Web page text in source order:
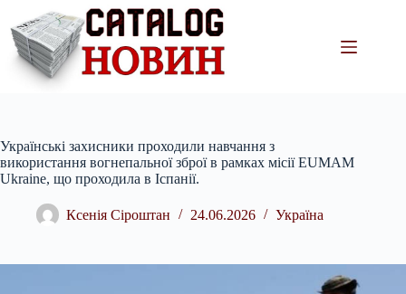
вмісту
Українські захисники проходили навчання з
використання вогнепальної зброї в рамках місії EUMAM
Ukraine, що проходила в Іспанії.
Ксенія Сіроштан 24.06.2026 Україна